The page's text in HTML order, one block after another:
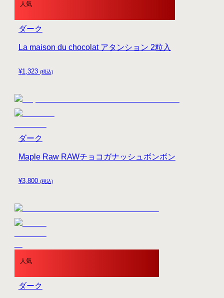
人気
¥1,323 (税込)
La maison du chocolat アタンション 2粒入
ダーク
¥3,800 (税込)
Maple Raw RAWチョコガナッシュボンボン
ダーク
人気
ダーク